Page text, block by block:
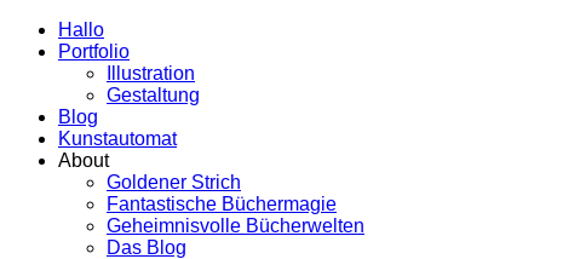
Hallo
Portfolio
Illustration
Gestaltung
Blog
Kunstautomat
About
Goldener Strich
Fantastische Büchermagie
Geheimnisvolle Bücherwelten
Das Blog